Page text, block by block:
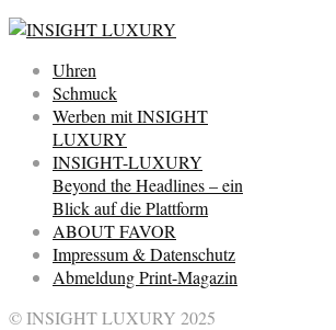
Uhren
Schmuck
Werben mit INSIGHT
LUXURY
INSIGHT-LUXURY
Beyond the Headlines – ein
Blick auf die Plattform
ABOUT FAVOR
Impressum & Datenschutz
Abmeldung Print-Magazin
© INSIGHT LUXURY 2025